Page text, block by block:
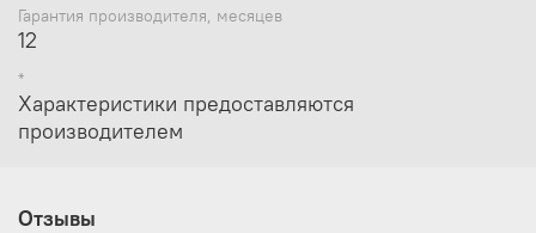
Гарантия производителя, месяцев
12
*
Характеристики предоставляются
производителем
Отзывы